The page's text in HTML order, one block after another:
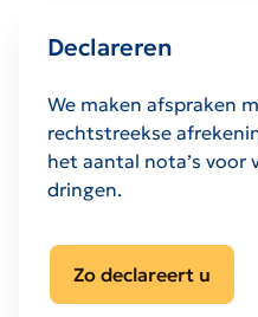
Declareren
We maken afspraken
rechtstreekse
het aantal nota’s voor
dringen.
Zo declareert u